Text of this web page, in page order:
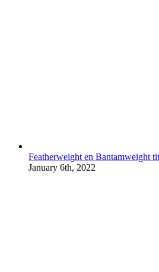
Featherweight en Bantamweight
January 6th, 2022